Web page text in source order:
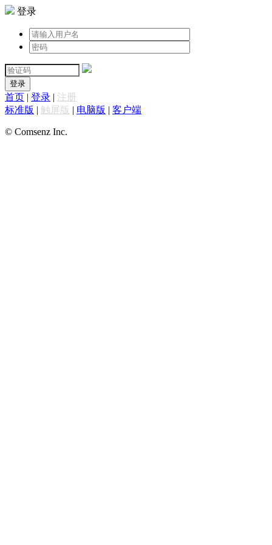
登录
登录
首页 | 登录 | 注册
标准版 | 触屏版 | 电脑版 | 客户端
© Comsenz Inc.